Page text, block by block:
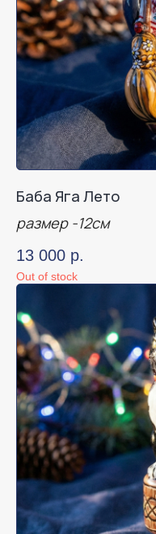
Баба Яга Лето
размер -12см
13 000 р.
Out of stock